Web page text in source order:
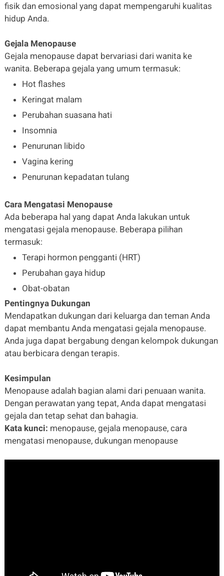
fisik dan emosional yang dapat mempengaruhi kualitas
hidup Anda.
Gejala Menopause
Gejala menopause dapat bervariasi dari wanita ke
wanita. Beberapa gejala yang umum termasuk:
Hot flashes
Keringat malam
Perubahan suasana hati
Insomnia
Penurunan libido
Vagina kering
Penurunan kepadatan tulang
Cara Mengatasi Menopause
Ada beberapa hal yang dapat Anda lakukan untuk
mengatasi gejala menopause. Beberapa pilihan
termasuk:
Terapi hormon pengganti (HRT)
Perubahan gaya hidup
Obat-obatan
Pentingnya Dukungan
Mendapatkan dukungan dari keluarga dan teman Anda
dapat membantu Anda mengatasi gejala menopause.
Anda juga dapat bergabung dengan kelompok dukungan
atau berbicara dengan terapis.
Kesimpulan
Menopause adalah bagian alami dari penuaan wanita.
Dengan perawatan yang tepat, Anda dapat mengatasi
gejala dan tetap sehat dan bahagia.
Kata kunci: menopause, gejala menopause, cara
mengatasi menopause, dukungan menopause